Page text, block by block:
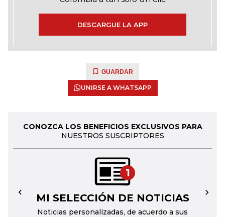
DESCARGUE LA APP
GUARDAR
UNIRSE A WHATSAPP
CONOZCA LOS BENEFICIOS EXCLUSIVOS PARA
NUESTROS SUSCRIPTORES
1
MI SELECCIÓN DE NOTICIAS
Noticias personalizadas, de acuerdo a sus
← →